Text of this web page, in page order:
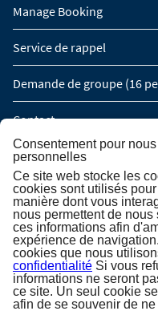
Manage Booking
Service de rappel
Demande de groupe (16
Contact
INSCRIPTION À LA
Inscription à la
Consentement pour
personnelles
Ce site web stocke les
cookies sont utilisés
manière dont vous
nous permettent de
ces informations afin
expérience de
cookies que nous
confidentialité Si vous
informations ne seront
ce site. Un seul cookie
afin de se souvenir de